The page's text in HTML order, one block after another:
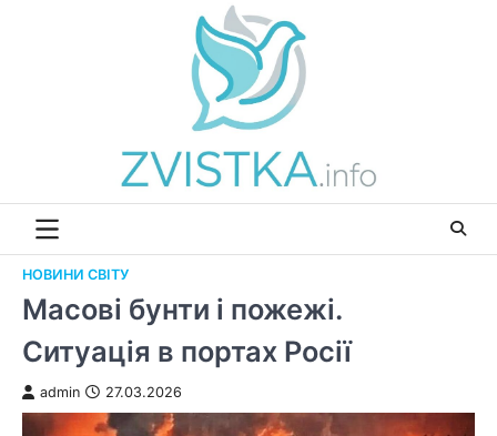
НОВИНИ СВІТУ
Масові бунти і пожежі.
Ситуація в портах Росії
admin 27.03.2026